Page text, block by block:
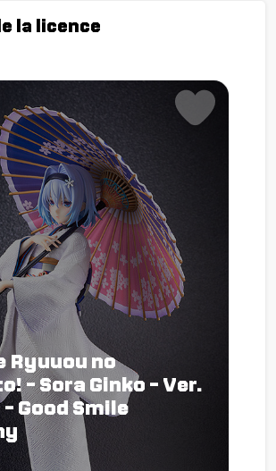
la licence
Ryuuou no
- Sora Ginko - Ver.
Good Smile